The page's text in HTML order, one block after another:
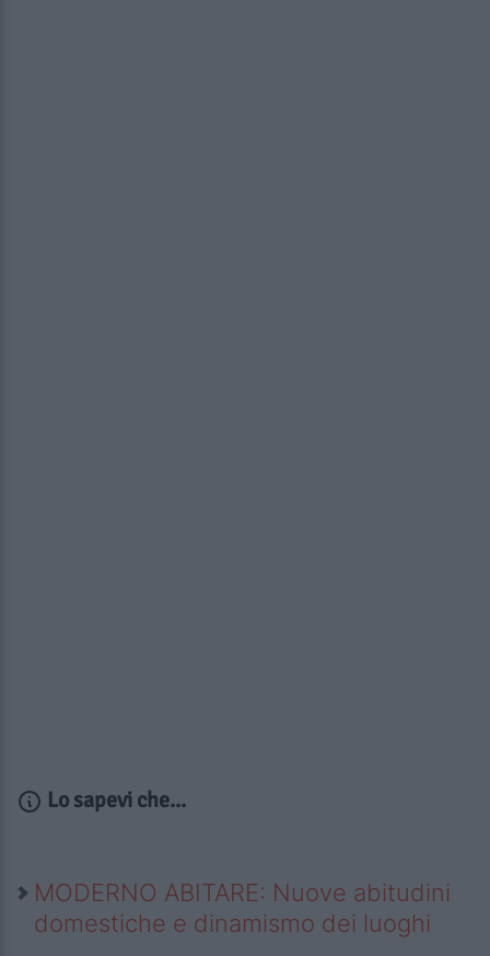
Lo sapevi che...
MODERNO ABITARE: Nuove abitudini
domestiche e dinamismo dei luoghi